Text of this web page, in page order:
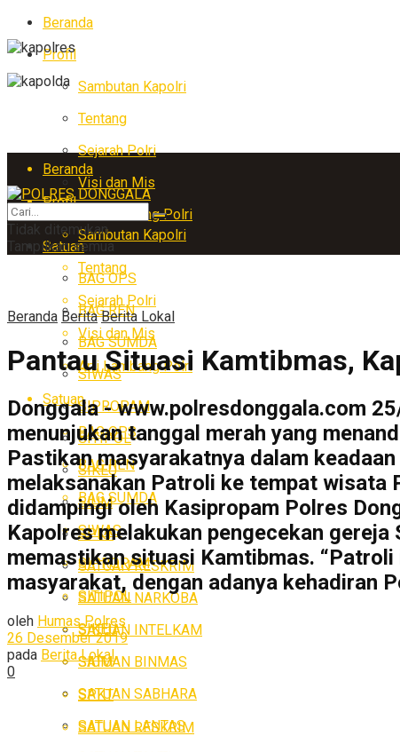
Beranda
Profil
Sambutan Kapolri
Tentang
Sejarah Polri
Visi dan Mis
Arti Lambang Polri
Satuan
BAG OPS
BAG REN
BAG SUMDA
SIWAS
SIPROPAM
SITIPOL
SIKEU
SIUM
SPKT
SATUAN RESKRIM
SATUAN NARKOBA
SATUAN INTELKAM
SATUAN BINMAS
SATUAN SABHARA
SATUAN LANTAS
Beranda
Profil
Sambutan Kapolri
Tentang
Sejarah Polri
Visi dan Mis
Arti Lambang Polri
Satuan
BAG OPS
BAG REN
BAG SUMDA
SIWAS
SIPROPAM
SITIPOL
SIKEU
SIUM
SPKT
SATUAN RESKRIM
Tidak ditemukan
Tampilkan semua
Beranda Berita Berita Lokal
Pantau Situasi Kamtibmas,
Donggala - www.polresdonggala.com
menunjukan tanggal merah yang
Pastikan masyarakatnya dalam
melaksanakan Patroli ke tempat wisata
didampingi oleh Kasipropam Polres
Kapolres melakukan pengecekan
memastikan situasi Kamtibmas.
masyarakat, dengan adanya kehadiran
oleh Humas Polres
26 Desember 2019
pada Berita Lokal
0